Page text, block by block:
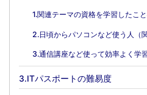
1.関連テーマの資格を学習したこ
2.日頃からパソコンなど使う人（
3.通信講座など使って効率よく学
3.ITパスポートの難易度